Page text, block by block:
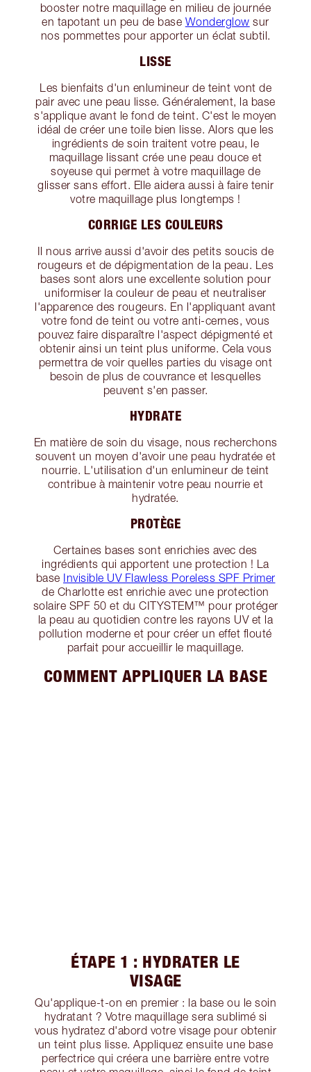
booster notre maquillage en milieu de journée
en tapotant un peu de base Wonderglow sur
nos pommettes pour apporter un éclat subtil.
LISSE
Les bienfaits d'un enlumineur de teint vont de
pair avec une peau lisse. Généralement, la base
s'applique avant le fond de teint. C'est le moyen
idéal de créer une toile bien lisse. Alors que les
ingrédients de soin traitent votre peau, le
maquillage lissant crée une peau douce et
soyeuse qui permet à votre maquillage de
glisser sans effort. Elle aidera aussi à faire tenir
votre maquillage plus longtemps !
CORRIGE LES COULEURS
Il nous arrive aussi d'avoir des petits soucis de
rougeurs et de dépigmentation de la peau. Les
bases sont alors une excellente solution pour
uniformiser la couleur de peau et neutraliser
l'apparence des rougeurs. En l'appliquant avant
votre fond de teint ou votre anti-cernes, vous
pouvez faire disparaître l'aspect dépigmenté et
obtenir ainsi un teint plus uniforme. Cela vous
permettra de voir quelles parties du visage ont
besoin de plus de couvrance et lesquelles
peuvent s'en passer.
HYDRATE
En matière de soin du visage, nous recherchons
souvent un moyen d'avoir une peau hydratée et
nourrie. L'utilisation d'un enlumineur de teint
contribue à maintenir votre peau nourrie et
hydratée.
PROTÈGE
Certaines bases sont enrichies avec des
ingrédients qui apportent une protection ! La
base
Invisible UV Flawless Poreless SPF Primer
de Charlotte est enrichie avec une protection
solaire SPF 50 et du CITYSTEM™ pour protéger
la peau au quotidien contre les rayons UV et la
pollution moderne et pour créer un effet flouté
parfait pour accueillir le maquillage.
COMMENT APPLIQUER LA BASE
ÉTAPE 1 : HYDRATER LE
VISAGE
Qu'applique-t-on en premier : la base ou le soin
hydratant ? Votre maquillage sera sublimé si
vous hydratez d'abord votre visage pour obtenir
un teint plus lisse. Appliquez ensuite une base
perfectrice qui créera une barrière entre votre